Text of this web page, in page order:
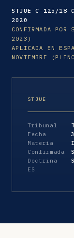
STJUE C-125/18
2020
CONFIRMADA
2023)
APLICADA EN
NOVIEMBRE
STJUE
Tribunal
Fecha
Materia
Confirmada
Doctrina
ES